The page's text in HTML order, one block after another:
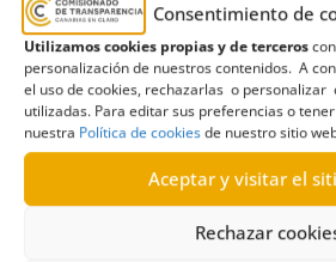
Consentimiento de
Utilizamos cookies propias y de terceros
personalización de nuestros contenidos. A
el uso de cookies, rechazarlas o personalizar
utilizadas. Para editar sus preferencias o
nuestra Política de cookiesde nuestro sitio
Aceptar y visitar el
Rechazar